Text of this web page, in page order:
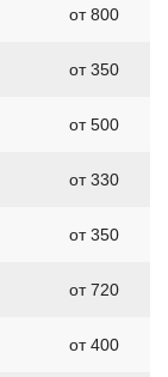
от 800
от 350
от 500
от 330
от 350
от 720
от 400